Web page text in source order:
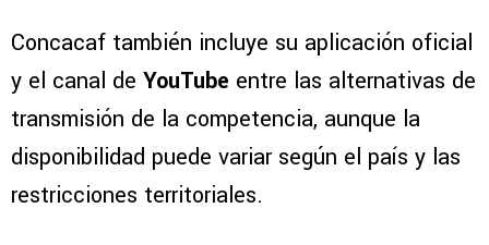
Concacaf también incluye su aplicación oficial
y el canal de YouTube entre las alternativas de
transmisión de la competencia, aunque la
disponibilidad puede variar según el país y las
restricciones territoriales.